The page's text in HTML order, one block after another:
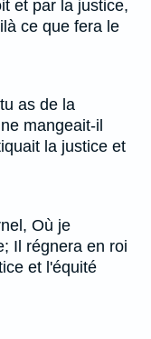
et par la justice,
ce que fera le
as de la
mangeait-il
la justice et
Où je
Il régnera en roi
et l'équité